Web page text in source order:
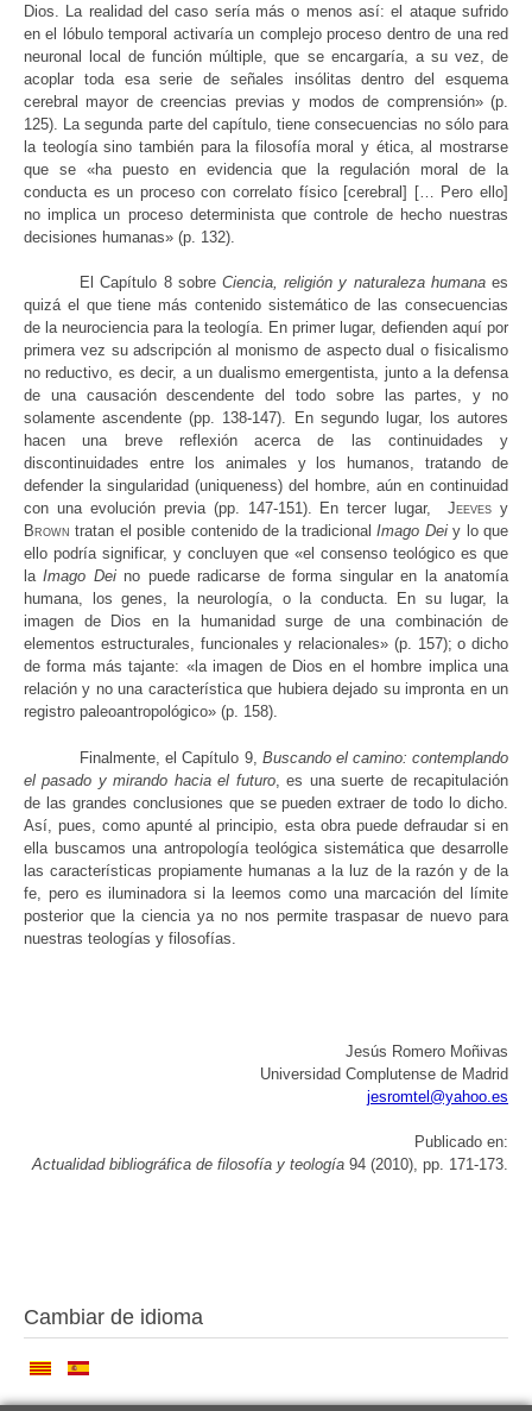
Dios. La realidad del caso sería más o menos así: el ataque sufrido
en el lóbulo temporal activaría un complejo proceso dentro de una red
neuronal local de función múltiple, que se encargaría, a su vez, de
acoplar toda esa serie de señales insólitas dentro del esquema
cerebral mayor de creencias previas y modos de comprensión» (p.
125). La segunda parte del capítulo, tiene consecuencias no sólo para
la teología sino también para la filosofía moral y ética, al mostrarse
que se «ha puesto en evidencia que la regulación moral de la
conducta es un proceso con correlato físico [cerebral] [… Pero ello]
no implica un proceso determinista que controle de hecho nuestras
decisiones humanas» (p. 132).
El Capítulo 8 sobre Ciencia, religión y naturaleza humanaes
quizá el que tiene más contenido sistemático de las consecuencias
de la neurociencia para la teología. En primer lugar, defienden aquí por
primera vez su adscripción al monismo de aspecto dual o fisicalismo
no reductivo, es decir, a un dualismo emergentista, junto a la defensa
de una causación descendente del todo sobre las partes, y no
solamente ascendente (pp. 138-147). En segundo lugar, los autores
hacen una breve reflexión acerca de las continuidades y
discontinuidades entre los animales y los humanos, tratando de
defender la singularidad (uniqueness) del hombre, aún en continuidad
con una evolución previa (pp. 147-151). En tercer lugar,Jeeves y
Brown tratan el posible contenido de la tradicionalImago Deiy lo que
ello podría significar, y concluyen que «el consenso teológico es que
laImago Deino puede radicarse de forma singular en la anatomía
humana, los genes, la neurología, o la conducta. En su lugar, la
imagen de Dios en la humanidad surge de una combinación de
elementos estructurales, funcionales y relacionales» (p. 157); o dicho
de forma más tajante: «la imagen de Dios en el hombre implica una
relación y no una característica que hubiera dejado su impronta en un
registro paleoantropológico» (p. 158).
Finalmente, el Capítulo 9, Buscando el camino: contemplando
el pasado y mirando hacia el futuro, es una suerte de recapitulación
de las grandes conclusiones que se pueden extraer de todo lo dicho.
Así, pues, como apunté al principio, esta obra puede defraudar si en
ella buscamos una antropología teológica sistemática que desarrolle
las características propiamente humanas a la luz de la razón y de la
fe, pero es iluminadora si la leemos como una marcación del límite
posterior que la ciencia ya no nos permite traspasar de nuevo para
nuestras teologías y filosofías.
Jesús Romero Moñivas
Universidad Complutense de Madrid
jesromtel@yahoo.es
Publicado en:
Actualidad bibliográfica de filosofía y teología 94 (2010), pp. 171-173.
Cambiar de idioma